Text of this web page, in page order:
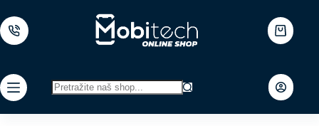
to
content
Shopping
cart
results